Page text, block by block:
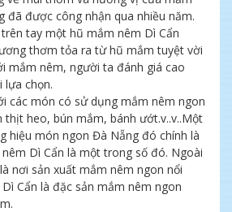
đã được công nhận qua nhiều năm.
tay một hũ mắm nêm Dì Cẩn
thơm tỏa ra từ hũ mắm tuyệt vời
mắm nêm, người ta đánh giá cao
lựa chọn.
các món có sử dụng mắm nêm ngon
thịt heo, bún mắm, bánh ướt.v..v..Một
hiệu món ngon Đà Nẵng đó chính là
Dì Cẩn là một trong số đó. Ngoài
nơi sản xuất mắm nêm ngon nổi
Cẩn là đặc sản mắm nêm ngon